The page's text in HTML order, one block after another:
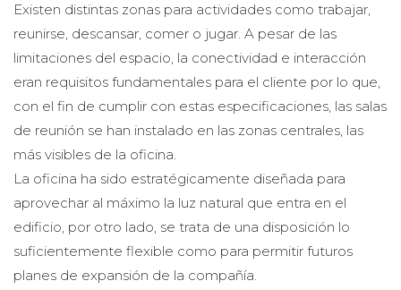
Existen distintas zonas para actividades como trabajar,
reunirse, descansar, comer o jugar. A pesar de las
limitaciones del espacio, la conectividad e interacción
eran requisitos fundamentales para el cliente por lo que,
con el fin de cumplir con estas especificaciones, las salas
de reunión se han instalado en las zonas centrales, las
más visibles de la oficina.
La oficina ha sido estratégicamente diseñada para
aprovechar al máximo la luz natural que entra en el
edificio, por otro lado, se trata de una disposición lo
suficientemente flexible como para permitir futuros
planes de expansión de la compañía.